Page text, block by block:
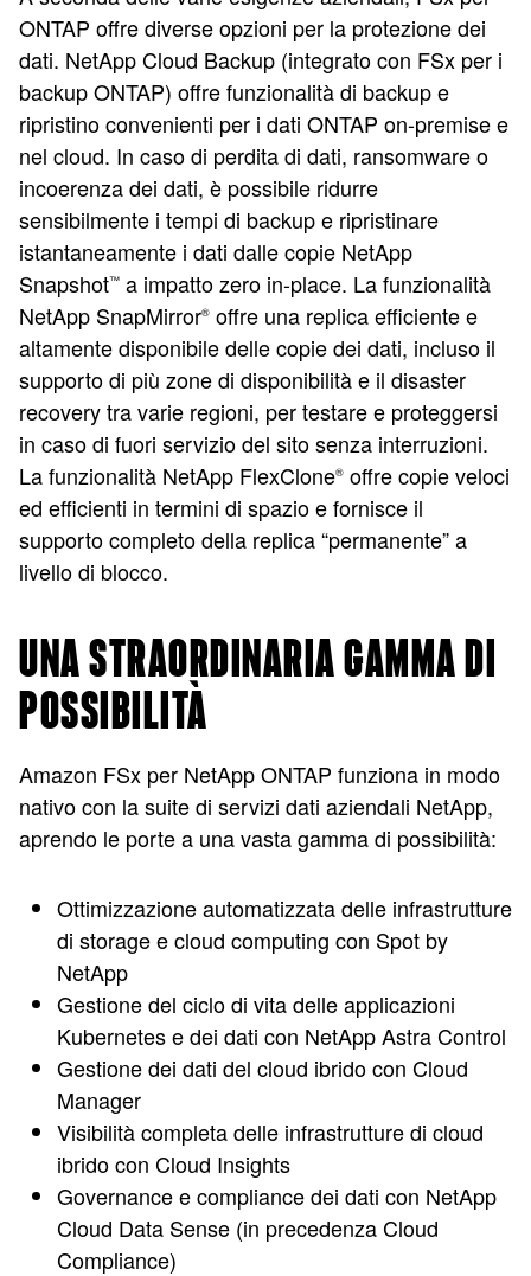
ONTAP offre diverse opzioni per la protezione dei
dati. NetApp Cloud Backup (integrato con FSx per i
backup ONTAP) offre funzionalità di backup e
ripristino convenienti per i dati ONTAP on-premise e
nel cloud. In caso di perdita di dati, ransomware o
incoerenza dei dati, è possibile ridurre
sensibilmente i tempi di backup e ripristinare
istantaneamente i dati dalle copie NetApp
Snapshot™ a impatto zero in-place. La funzionalità
NetApp SnapMirror® offre una replica efficiente e
altamente disponibile delle copie dei dati, incluso il
supporto di più zone di disponibilità e il disaster
recovery tra varie regioni, per testare e proteggersi
in caso di fuori servizio del sito senza interruzioni.
La funzionalità NetApp FlexClone® offre copie veloci
ed efficienti in termini di spazio e fornisce il
supporto completo della replica “permanente” a
livello di blocco.
UNA STRAORDINARIA GAMMA DI
POSSIBILITÀ
Amazon FSx per NetApp ONTAP funziona in modo
nativo con la suite di servizi dati aziendali NetApp,
aprendo le porte a una vasta gamma di possibilità:
Ottimizzazione automatizzata delle infrastrutture
di storage e cloud computing con Spot by
NetApp
Gestione del ciclo di vita delle applicazioni
Kubernetes e dei dati con NetApp Astra Control
Gestione dei dati del cloud ibrido con Cloud
Manager
Visibilità completa delle infrastrutture di cloud
ibrido con Cloud Insights
Governance e compliance dei dati con NetApp
Cloud Data Sense (in precedenza Cloud
Compliance)